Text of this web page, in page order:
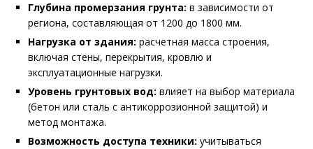
Глубина промерзания грунта: в зависимости от
региона, составляющая от 1200 до 1800 мм.
Нагрузка от здания: расчетная масса строения,
включая стены, перекрытия, кровлю и
эксплуатационные нагрузки.
Уровень грунтовых вод: влияет на выбор материала
(бетон или сталь с антикоррозионной защитой) и
метод монтажа.
Возможность доступа техники: учитываться